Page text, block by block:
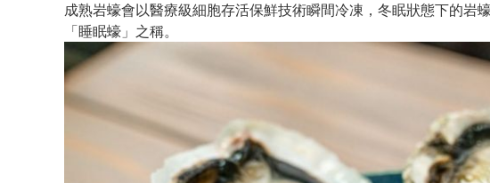
成熟岩蠔會以醫療級細胞存活保鮮技術瞬間冷凍，冬眠狀態下的岩
「睡眠蠔」之稱。